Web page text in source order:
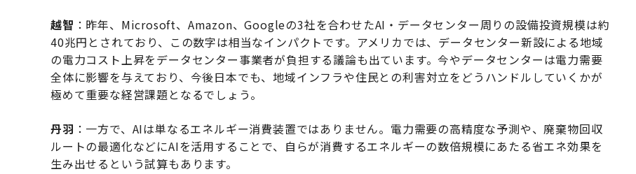
越智 ：昨年、Microsoft、Amazon、Googleの3社を合わせたAI・データセンター周りの設備投資規模は約
40兆円とされており、この数字は相当なインパクトです。アメリカでは、データセンター新設による地域
の電力コスト上昇をデータセンター事業者が負担する議論も出ています。今やデータセンターは電力需要
全体に影響を与えており、今後日本でも、地域インフラや住民との利害対立をどうハンドルしていくかが
極めて重要な経営課題となるでしょう。
丹羽 ：一方で、AIは単なるエネルギー消費装置ではありません。電力需要の高精度な予測や、廃棄物回収
ルートの最適化などにAIを活用することで、自らが消費するエネルギーの数倍規模にあたる省エネ効果を
生み出せるという試算もあります。